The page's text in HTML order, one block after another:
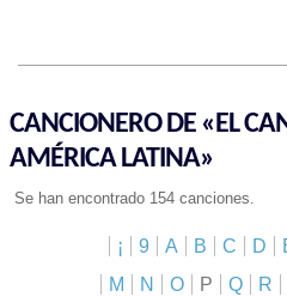
CANCIONERO DE «EL
AMÉRICA LATINA»
Se han encontrado 154 canciones.
¡ 9 A B C D
M
N O P Q R